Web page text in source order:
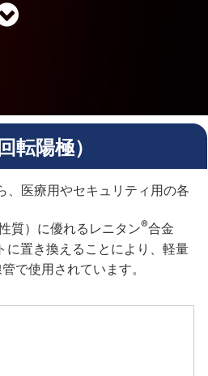
転陽極）
医療用やセキュリティ用の各
質）に優れるレニタン®合金
に置き換えることにより、軽量
で使用されています。